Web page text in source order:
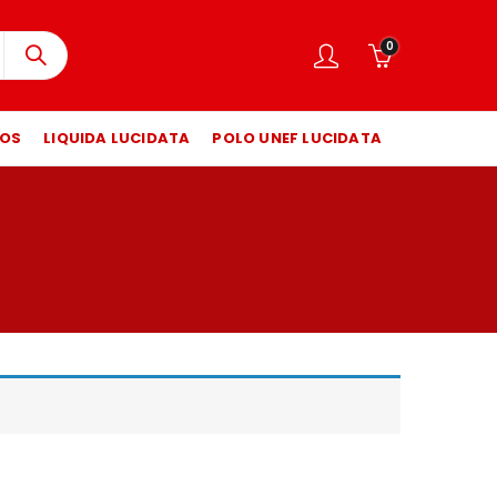
0
LIQUIDA LUCIDATA POLO UNEF LUCIDATA